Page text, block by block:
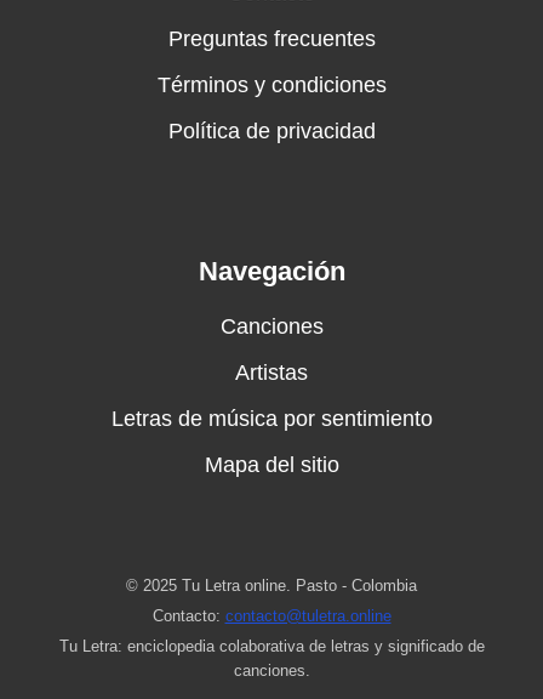
Preguntas frecuentes
Términos y condiciones
Política de privacidad
Navegación
Canciones
Artistas
Letras de música por sentimiento
Mapa del sitio
© 2025 Tu Letra online. Pasto - Colombia
Contacto: contacto@tuletra.online
Tu Letra: enciclopedia colaborativa de letras y significado de
canciones.